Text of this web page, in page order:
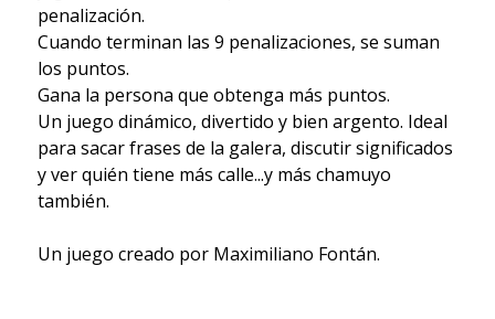
penalización.
Cuando terminan las 9 penalizaciones, se suman
los puntos.
Gana la persona que obtenga más puntos.
Un juego dinámico, divertido y bien argento. Ideal
para sacar frases de la galera, discutir significados
y ver quién tiene más calle...y más chamuyo
también.
Un juego creado por Maximiliano Fontán.